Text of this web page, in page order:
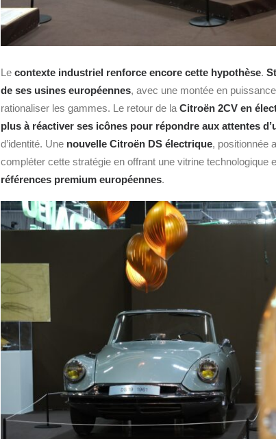
Le contexte industriel renforce encore cette hypothèse.
de ses usines européennes, avec une montée en
rationaliser les gammes. Le retour de la Citroën 2CV en
plus à réactiver ses icônes pour répondre aux attentes
d’identité. Une nouvelle Citroën DS électrique, positionnée
compléter cette stratégie en offrant une vitrine technologique
références premium européennes.